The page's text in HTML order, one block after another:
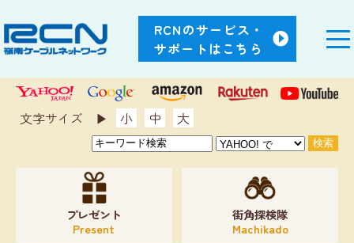
RCNのサービス・
サポートはこちら
文字サイズ ▶︎ 小 中 大
プレゼント
Present
街角探検隊
Machikado